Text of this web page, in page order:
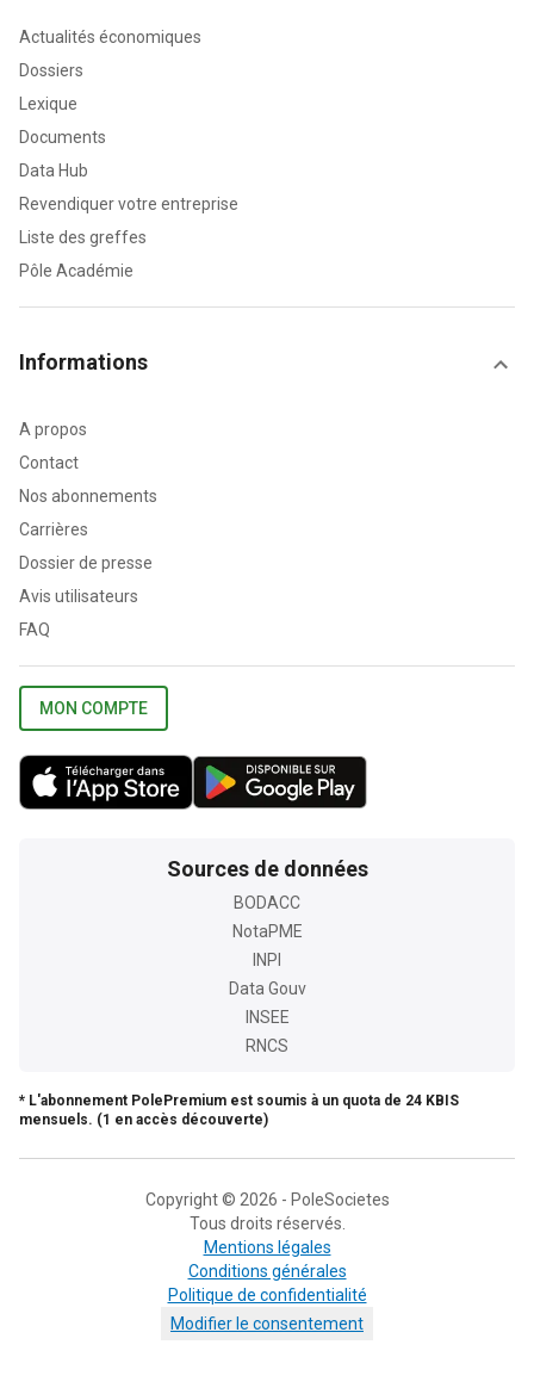
Actualités économiques
Dossiers
Lexique
Documents
Data Hub
Revendiquer votre entreprise
Liste des greffes
Pôle Académie
Informations
A propos
Contact
Nos abonnements
Carrières
Dossier de presse
Avis utilisateurs
FAQ
MON COMPTE
Sources de données
BODACC
NotaPME
INPI
Data Gouv
INSEE
RNCS
* L'abonnement PolePremium est soumis à un quota de 24 KBIS
mensuels. (1 en accès découverte)
Copyright © 2026 - PoleSocietes
Tous droits réservés.
Mentions légales
Conditions générales
Politique de confidentialité
Modifier le consentement